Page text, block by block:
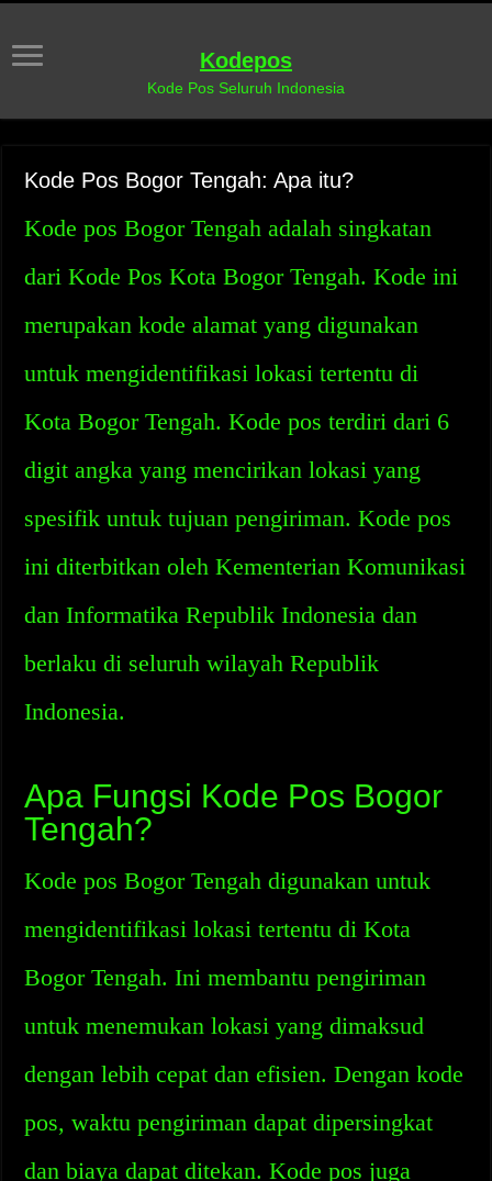
Kodepos
Kode Pos Seluruh Indonesia
Kode Pos Bogor Tengah: Apa itu?
Kode pos Bogor Tengah adalah singkatan
dari Kode Pos Kota Bogor Tengah. Kode ini
merupakan kode alamat yang digunakan
untuk mengidentifikasi lokasi tertentu di
Kota Bogor Tengah. Kode pos terdiri dari 6
digit angka yang mencirikan lokasi yang
spesifik untuk tujuan pengiriman. Kode pos
ini diterbitkan oleh Kementerian Komunikasi
dan Informatika Republik Indonesia dan
berlaku di seluruh wilayah Republik
Indonesia.
Apa Fungsi Kode Pos Bogor
Tengah?
Kode pos Bogor Tengah digunakan untuk
mengidentifikasi lokasi tertentu di Kota
Bogor Tengah. Ini membantu pengiriman
untuk menemukan lokasi yang dimaksud
dengan lebih cepat dan efisien. Dengan kode
pos, waktu pengiriman dapat dipersingkat
dan biaya dapat ditekan. Kode pos juga